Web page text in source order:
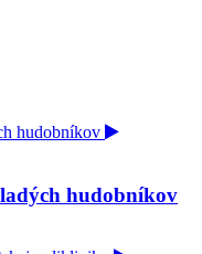
hudobníkov